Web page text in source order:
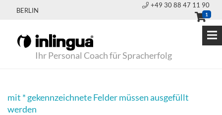
BERLIN
+49 30 88 47 11 90
1
Ihr Personal Coach für Spracherfolg
mit * gekennzeichnete Felder müssen ausgefüllt
werden